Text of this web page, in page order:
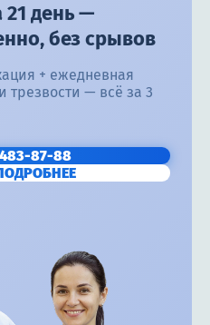
21 день —
без срывов
+ ежедневная
трезвости — всё за 3
87-88